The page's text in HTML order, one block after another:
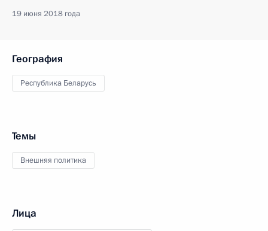
19 июня 2018 года
География
Республика Беларусь
Темы
Внешняя политика
Лица